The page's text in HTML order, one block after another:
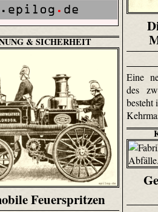
Eine
des
besteht
& SICHERHEIT
Feuerspritzen